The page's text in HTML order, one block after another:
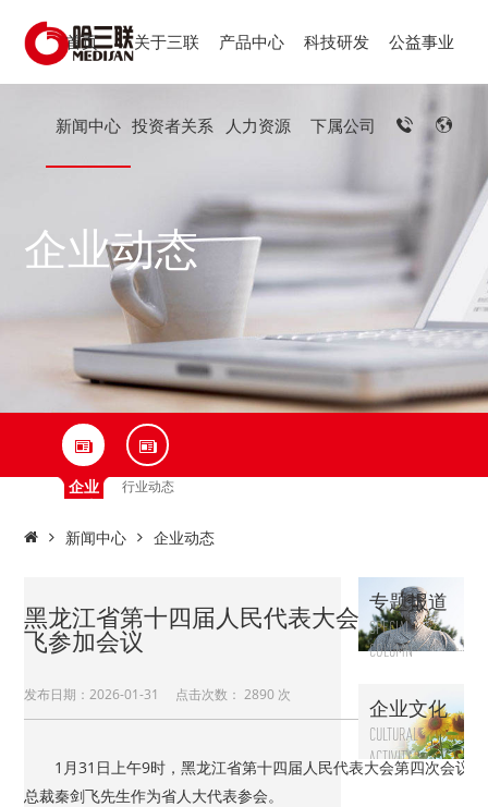
首页 关于三联 产品中心 科技研发 公益事业
新闻中心 投资者关系 人力资源 下属公司
企业动态
企业
动态
行业动态
新闻中心 企业动态
黑龙江省第十四届人民代表大会第四次会
飞参加会议
发布日期：2026-01-31 点击次数：2890 次
1月31日上午9时，黑龙江省第十四届人民代表大会第四次会议在
总裁秦剑飞先生作为省人大代表参会。
专题报道
SPECIAL
COLUMN
企业文化
CULTURAL
ACTIVITY